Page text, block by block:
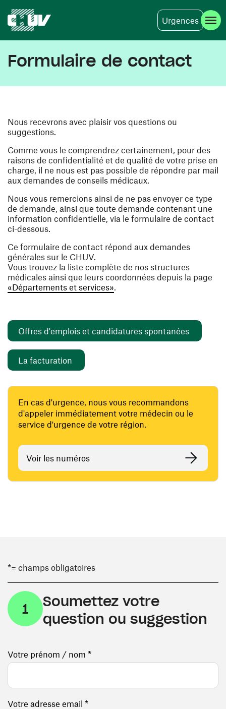
Urgences
Formulaire de contact
Nous recevrons avec plaisir vos questions ou
suggestions.
Comme vous le comprendrez certainement, pour des
raisons de confidentialité et de qualité de votre prise en
charge, il ne nous est pas possible de répondre par mail
aux demandes de conseils médicaux.
Nous vous remercions ainsi de ne pas envoyer ce type
de demande, ainsi que toute demande contenant une
information confidentielle, via le formulaire de contact
ci-dessous.
Ce formulaire de contact répond aux demandes
générales sur le CHUV.
Vous trouvez la liste complète de nos structures
médicales ainsi que leurs coordonnées depuis la page
«Départements et services».
Offres d'emplois et candidatures spontanées
La facturation
En cas d'urgence, nous vous recommandons
d'appeler immédiatement votre médecin ou le
service d'urgence de votre région.
Voir les numéros
*= champs obligatoires
1
Soumettez votre
question ou suggestion
Votre prénom / nom *
Votre adresse email *